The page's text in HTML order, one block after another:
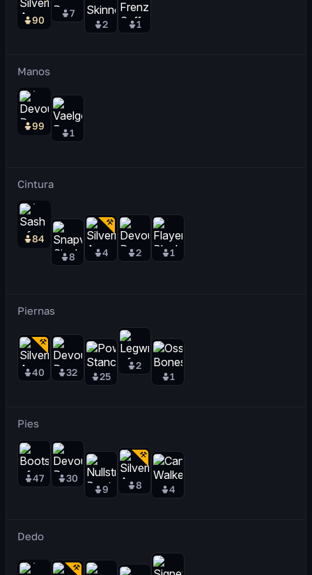
90
7
2
1
Manos
99
1
Cintura
84
8
4 2 1
Piernas
40 32 25
2
1
Pies
47
30
9
8 4
Dedo